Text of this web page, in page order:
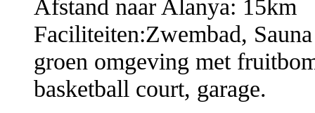
Afstand naar Alanya: 15km
Faciliteiten:Zwembad,
groen omgeving met
basketball court, garage.